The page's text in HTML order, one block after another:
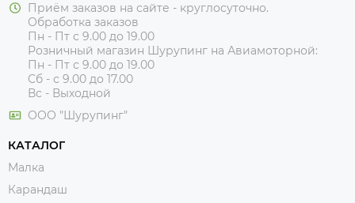
Приём заказов на сайте - круглосуточно.
Обработка заказов
Пн - Пт с 9.00 до 19.00
Розничный магазин Шурупинг на Авиамоторной:
Пн - Пт с 9.00 до 19.00
Сб - с 9.00 до 17.00
Вс - Выходной
ООО "Шурупинг"
КАТАЛОГ
Малка
Карандаш